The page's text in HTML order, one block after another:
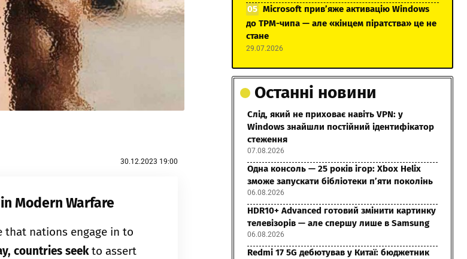
30.12.2023 19:00
Modern Warfare
that nations engage in to
countries seekto assert
Microsoft прив’яже активацію Windows
до TPM-чипа — але «кінцем піратства» це не
стане
29.07.2026
Останні новини
Слід, який не приховає навіть VPN: у
Windows знайшли постійний ідентифікатор
стеження
07.08.2026
Одна консоль — 25 років ігор: Xbox Helix
зможе запускати бібліотеки п’яти поколінь
06.08.2026
HDR10+ Advanced готовий змінити картинку
телевізорів — але спершу лише в Samsung
06.08.2026
Redmi 17 5G дебютував у Китаї: бюджетник